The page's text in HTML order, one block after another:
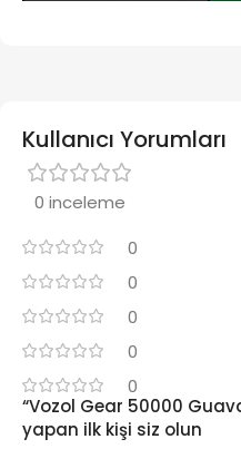
Kullanıcı Yorumları
0 inceleme
0
0
0
0
0
“Vozol Gear 50000
yapan ilk kişi siz olun